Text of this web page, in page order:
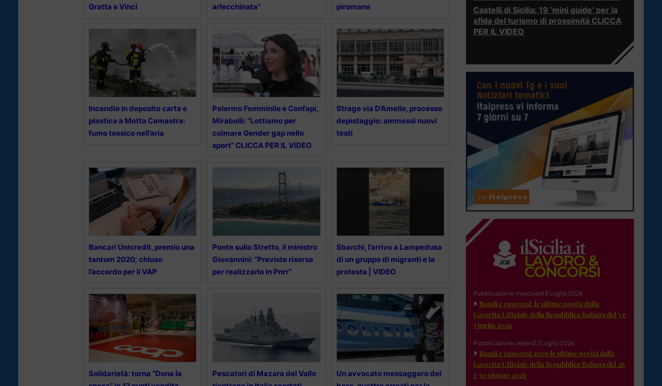
Gratta e Vinci
arlecchinata”
piromane
Incendio in deposito carta e
plastica a Motta Camastra:
fumo tossico nell’aria
Palermo Femminile e Confapi,
Mirabelli: “Lottiamo per
colmare Gender gap nello
sport” CLICCA PER IL VIDEO
Strage via D’Amelio, processo
depistaggio: ammessi nuovi
testi
Bancari Unicredit, premio una
tantum 2020; chiuso
l’accordo per il VAP
Ponte sullo Stretto, il ministro
Giovannini: “Previste risorse
per realizzarlo in Pnrr”
Sbarchi, l’arrivo a Lampedusa
di un gruppo di migranti e la
protesta | VIDEO
Solidarietà: torna “Dona la
Pescatori di Mazara del Vallo
Un avvocato messaggero del
Castelli di Sicilia: 19 ‘mini guide’ per la
sfida del turismo di prossimità CLICCA
PER IL VIDEO
Pubblicazione: mercoledì 8 Luglio 2026
Bandi e concorsi: le ultime novità dalla
Gazzetta Ufficiale della Repubblica Italiana del 3 e
7 luglio 2026
Pubblicazione: venerdì 3 Luglio 2026
Bandi e concorsi: ecco le ultime novità dalla
Gazzetta Ufficiale della Repubblica Italiana del 26
e 30 giugno 2026